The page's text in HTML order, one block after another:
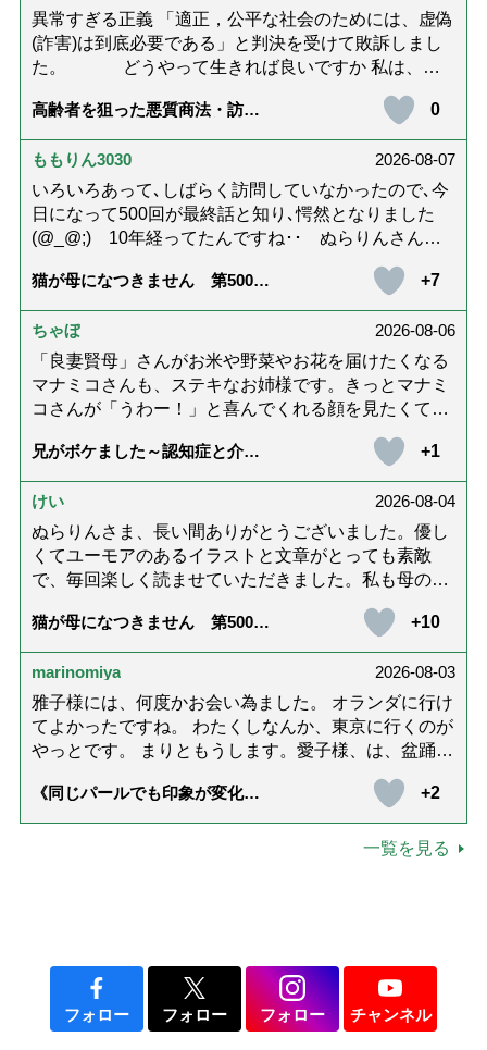
異常すぎる正義 「適正，公平な社会のためには、虚偽
(詐害)は到底必要である」と判決を受けて敗訴しまし
た。 どうやって生きれば良いですか 私は、虚
失いました。 これを提訴したところ、「適正，公平な
裁判のためには、裁判では虚偽は必要である」として
敗訴しました。（本人訴訟） 弁護士会と日弁連は、当
弁護士に対し、「噓をつくことは正当な弁護士行為」
と議決して懲戒処分せずに、直後に当弁護士を会長・
日弁連役職に就任させており、原告が提訴した時に
民）に損害を与えていない」と主張しては、再び争い
ました。 裁判官たちは、権利の濫用を許し、当理由で
原告敗訴としました。 国家賠償訴訟（福井地方裁判
所.平成24年ワ第159号）を提起したところ、 国は
「争う」とし、「適正，公平な裁判のためには、裁判
では虚偽は到底必要である」と判決して、原告敗訴と
員の方々の姿がありました。 （控訴 名古屋高等裁
後に刑事告発したところ、詐欺罪として受理されまし
た。（時効で不起訴） 近年、再審請求しました。 再
審請求では当然に憲法違反を訴えたのですが、再び
「憲法違反の記載がない」の決定を受けました。（第
一小法廷）（日弁連経歴者所属） 絶望と恐怖があるの
みです。 日本は、法による支配（人権擁護）していま
立派な行動（？）を講演し、ドキュメンタリー映画を
も作成したと聞きましたが、 当事件において、詐欺
加害者に加担するかのように、「適正，公平な裁判の
ためには、裁判では虚偽は到底必要である」と法を無
視して言い渡したのは、樋口英明 です。 あなたは、
詐欺被害で苦しむ人々に対して、このような卑劣な判
訴訟の判決の（人間）関係を知っていますか。 この判
訴訟団の弁護士たちには、あとくされなく勝訴する
（させる） ことを望んでいたと思われます。 しか
し、その前に目ざわりともいうべき国家賠償訴訟（福
高齢者を狙った悪質商法・訪問
いための4つの対策「騙されやす
い人の特徴は？」【社会福祉士
0
ももりん3030
2026-08-07
いろいろあって､しばらく訪問していなかったので､今
日になって500回が最終話と知り､愕然となりました
(@_@;) 10年経ってたんですね･･ ぬらりんさんの
護では身内に理解してもらえないもどかしさを感じた
り､いろいろありましたが､ぬらりんさんの文章を読ん
で心救われたことが多々ありました。不定期での近況
報告を心待ちにしています。さびちゃん・隊長と､健
やかにお過ごしくださいね。ご多幸をお祈りしていま
す☆*゜
猫が母になつきません 第500話
+7
ちゃぼ
2026-08-06
「良妻賢母」さんがお米や野菜やお花を届けたくなる
マナミコさんも、ステキなお姉様です。きっとマナミ
コさんが「うわー！」と喜んでくれる顔を見たくて、
す。 お二人とも良いお友達ですね。
兄がボケました～認知症と介護
が届きました」
+1
けい
2026-08-04
ぬらりんさま、長い間ありがとうございました。優し
くてユーモアのあるイラストと文章がとっても素敵
で、毎回楽しく読ませていただきました。私も母の介
がないのが寂しくてたまりませんが、いろんなエピソ
ード思い出したりしながら頑張っていこうと思いま
す。不定期でもいいので、また会えますように。書籍
化も希望です！本当にありがとうございました。
猫が母になつきません 第500話
+10
marinomiya
2026-08-03
雅子様には、何度かお会い為ました。 オランダに行け
てよかったですね。 わたくしなんか、東京に行くのが
やっとです。 まりともうします。愛子様、は、盆踊り
《同じパールでも印象が変化》
ネックレス」上品＆涼しげに見
+2
一覧を見る
フォロー フォロー フォロー チャンネル